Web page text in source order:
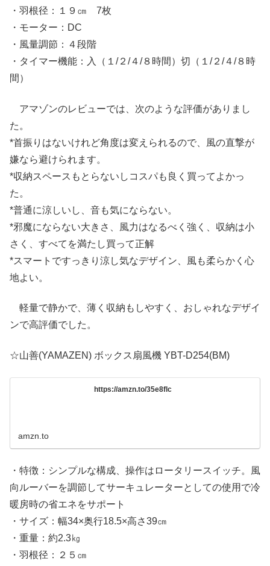
・羽根径：１９㎝ 7枚
・モーター：DC
・風量調節：４段階
・タイマー機能：入（１/２/４/８時間）切（１/２/４/８時
間）
アマゾンのレビューでは、次のような評価がありまし
た。
*首振りはないけれど角度は変えられるので、風の直撃が
嫌なら避けられます。
*収納スペースもとらないしコスパも良く買ってよかっ
た。
*普通に涼しいし、音も気にならない。
*邪魔にならない大きさ、風力はなるべく強く、収納は小
さく、すべてを満たし買って正解
*スマートですっきり涼し気なデザイン、風も柔らかく心
地よい。
軽量で静かで、薄く収納もしやすく、おしゃれなデザイ
ンで高評価でした。
☆山善(YAMAZEN) ボックス扇風機 YBT-D254(BM)
https://amzn.to/35e8flc
amzn.to
・特徴：シンプルな構成、操作はロータリースイッチ。風
向ルーバーを調節してサーキュレーターとしての使用で冷
暖房時の省エネをサポート
・サイズ：幅34×奥行18.5×高さ39㎝
・重量：約2.3㎏
・羽根径：２５㎝